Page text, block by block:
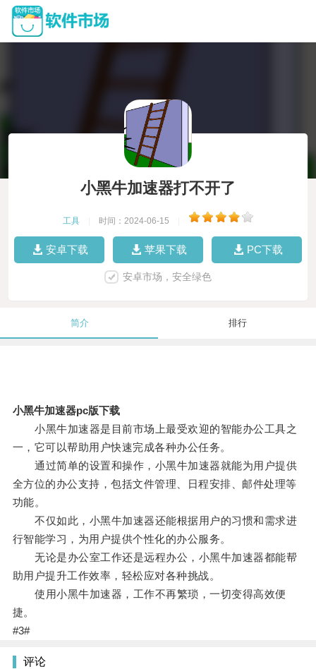
小黑牛加速器打不开了
工具 时间：2024-06-15
安卓下载 苹果下载 PC下载
安卓市场，安全绿色
简介 排行
小黑牛加速器pc版下载
小黑牛加速器是目前市场上最受欢迎的智能办公工具之
一，它可以帮助用户快速完成各种办公任务。
通过简单的设置和操作，小黑牛加速器就能为用户提供
全方位的办公支持，包括文件管理、日程安排、邮件处理等
功能。
不仅如此，小黑牛加速器还能根据用户的习惯和需求进
行智能学习，为用户提供个性化的办公服务。
无论是办公室工作还是远程办公，小黑牛加速器都能帮
助用户提升工作效率，轻松应对各种挑战。
使用小黑牛加速器，工作不再繁琐，一切变得高效便
捷。
#3#
评论